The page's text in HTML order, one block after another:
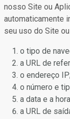
nosso Site ou
automaticamente
seu uso do Site
o tipo de
a URL de
o endereço IP;
o número e
a data e a
a URL de